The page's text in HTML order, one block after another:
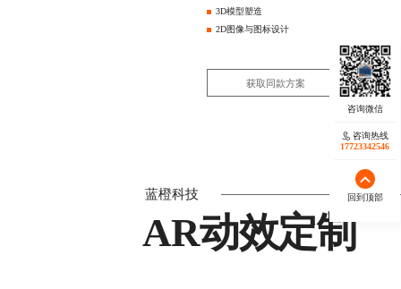
3D模型塑造
2D图像与图标设计
获取同款方案
蓝橙科技
AR动效定制
咨询热线
17723342546
回到顶部